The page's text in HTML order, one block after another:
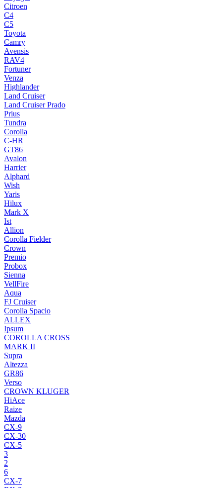
Citroen
C4
C5
Toyota
Camry
Avensis
RAV4
Fortuner
Venza
Highlander
Land Cruiser
Land Cruiser Prado
Prius
Tundra
Corolla
C-HR
GT86
Avalon
Harrier
Alphard
Wish
Yaris
Hilux
Mark X
Ist
Allion
Corolla Fielder
Crown
Premio
Probox
Sienna
VellFire
Aqua
FJ Cruiser
Corolla Spacio
ALLEX
Ipsum
COROLLA CROSS
MARK II
Supra
Altezza
GR86
Verso
CROWN KLUGER
HiAce
Raize
Mazda
CX-9
CX-30
CX-5
3
2
6
CX-7